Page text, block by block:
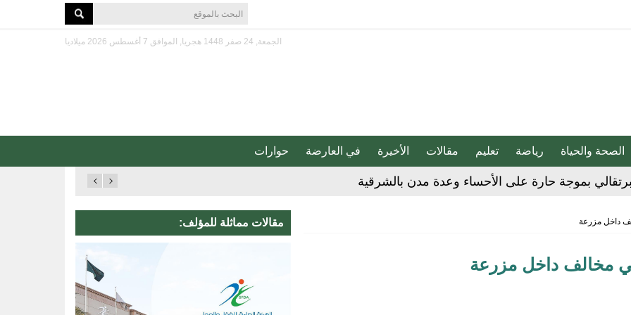
الجمعة, 24 صفر 1448 هجريا, الموافق 7 أغسطس 2026 ميلاديا
الصحة والحياة رياضة تعليم مقالات الأخيرة في العارضة حوارات
ليست من التابعين
داخل مزرعة
مخالف داخل مزرعة
مقالات مماثلة للمؤلف: